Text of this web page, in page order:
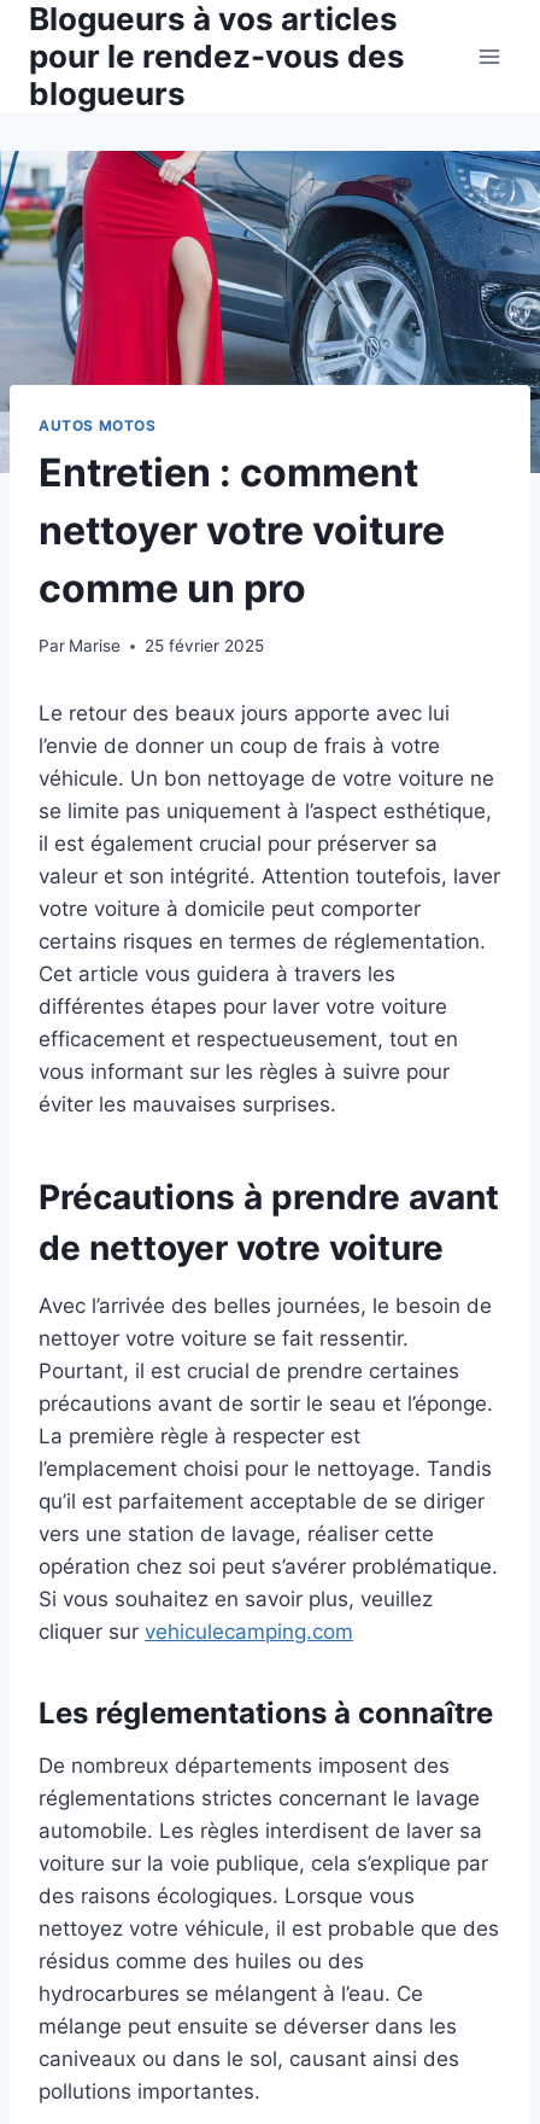
Aller
contenu
Blogueurs à vos articles
pour le rendez-vous des
blogueurs
AUTOS MOTOS
Entretien : comment
nettoyer votre voiture
comme un pro
Par Marise 25 février 2025
Le retour des beaux jours apporte avec lui
l’envie de donner un coup de frais à votre
véhicule. Un bon nettoyage de votre voiture ne
se limite pas uniquement à l’aspect esthétique,
il est également crucial pour préserver sa
valeur et son intégrité. Attention toutefois, laver
votre voiture à domicile peut comporter
certains risques en termes de réglementation.
Cet article vous guidera à travers les
différentes étapes pour laver votre voiture
efficacement et respectueusement, tout en
vous informant sur les règles à suivre pour
éviter les mauvaises surprises.
Précautions à prendre avant
de nettoyer votre voiture
Avec l’arrivée des belles journées, le besoin de
nettoyer votre voiture se fait ressentir.
Pourtant, il est crucial de prendre certaines
précautions avant de sortir le seau et l’éponge.
La première règle à respecter est
l’emplacement choisi pour le nettoyage. Tandis
qu’il est parfaitement acceptable de se diriger
vers une station de lavage, réaliser cette
opération chez soi peut s’avérer problématique.
Si vous souhaitez en savoir plus, veuillez
cliquer sur vehiculecamping.com
Les réglementations à connaître
De nombreux départements imposent des
réglementations strictes concernant le lavage
automobile. Les règles interdisent de laver sa
voiture sur la voie publique, cela s’explique par
des raisons écologiques. Lorsque vous
nettoyez votre véhicule, il est probable que des
résidus comme des huiles ou des
hydrocarbures se mélangent à l’eau. Ce
mélange peut ensuite se déverser dans les
caniveaux ou dans le sol, causant ainsi des
pollutions importantes.